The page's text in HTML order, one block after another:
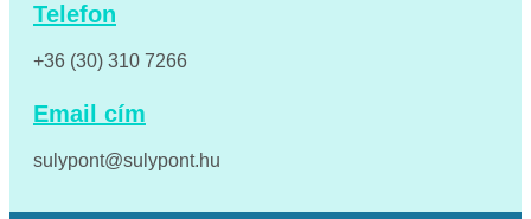
Telefon
+36 (30) 310 7266
Email cím
sulypont@sulypont.hu